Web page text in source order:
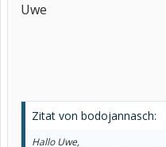
Uwe
Zitat von bodojannasch:
Hallo Uwe,